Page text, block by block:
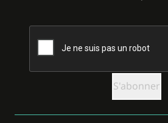
CAPTCHA